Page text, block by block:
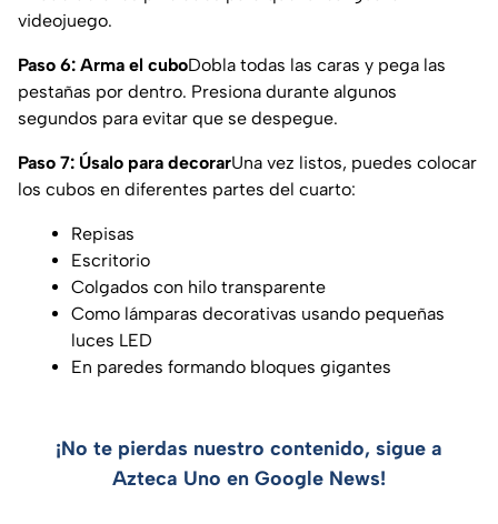
videojuego.
Paso 6: Arma el cuboDobla todas las caras y pega las
pestañas por dentro. Presiona durante algunos
segundos para evitar que se despegue.
Paso 7: Úsalo para decorarUna vez listos, puedes colocar
los cubos en diferentes partes del cuarto:
Repisas
Escritorio
Colgados con hilo transparente
Como lámparas decorativas usando pequeñas
luces LED
En paredes formando bloques gigantes
¡No te pierdas nuestro contenido, sigue a
Azteca Uno en Google News!